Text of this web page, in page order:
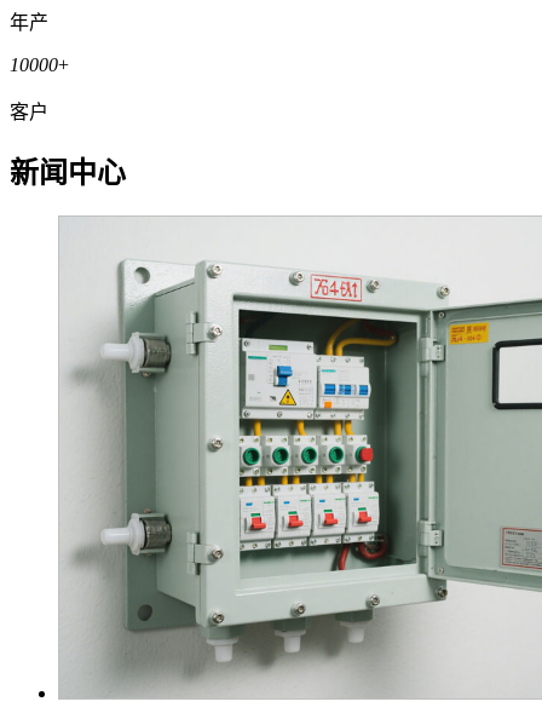
年产
10000+
客户
新闻中心